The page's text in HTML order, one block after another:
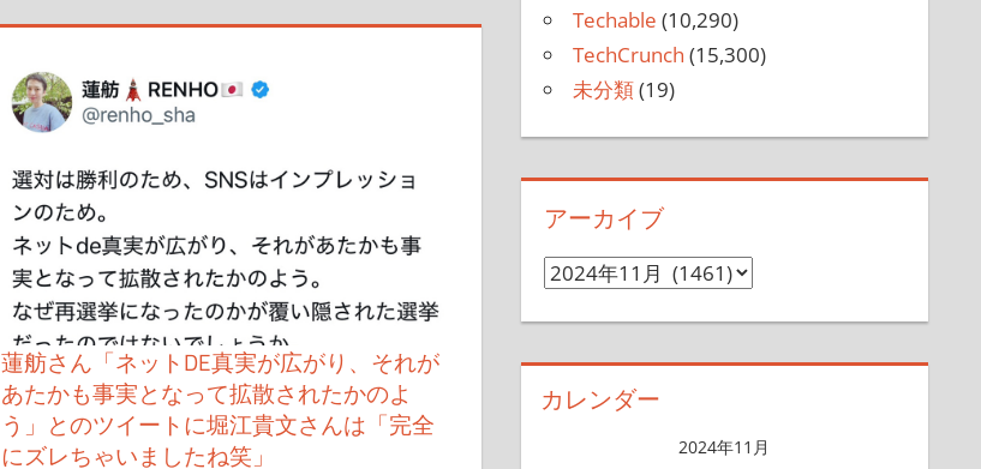
蓮舫さん「ネットDE真実が広がり、それが
あたかも事実となって拡散されたかのよ
う」とのツイートに堀江貴文さんは「完全
にズレちゃいましたね笑」
Techable (10,290)
TechCrunch (15,300)
未分類(19)
アーカイブ
ア
ブ
カレンダー
2024年11月